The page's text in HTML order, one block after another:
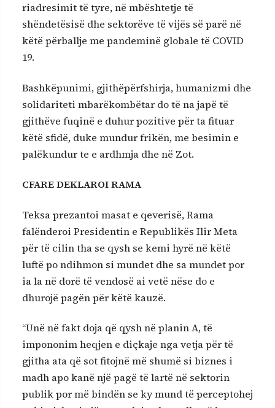
riadresimit të tyre, në mbështetje të
shëndetësisë dhe sektorëve të vijës së parë në
këtë përballje me pandeminë globale të COVID
19.
Bashkëpunimi, gjithëpërfshirja, humanizmi dhe
solidariteti mbarëkombëtar do të na japë të
gjithëve fuqinë e duhur pozitive për ta fituar
këtë sfidë, duke mundur frikën, me besimin e
palëkundur te e ardhmja dhe në Zot.
CFARE DEKLAROI RAMA
Teksa prezantoi masat e qeverisë, Rama
falënderoi Presidentin e Republikës Ilir Meta
për të cilin tha se qysh se kemi hyrë në këtë
luftë po ndihmon si mundet dhe sa mundet por
ia la në dorë të vendosë ai vetë nëse do e
dhurojë pagën për këtë kauzë.
“Unë në fakt doja që qysh në planin A, të
impononim heqjen e diçkaje nga vetja për të
gjitha ata që sot fitojnë më shumë si biznes i
madh apo kanë një pagë të lartë në sektorin
publik por më bindën se ky mund të perceptohej